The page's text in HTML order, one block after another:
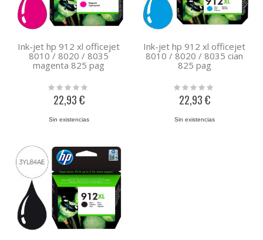
Ink-jet hp 912 xl officejet
8010 / 8020 / 8035
magenta 825 pag
Rating:
22,93 €
Sin existencias
Ink-jet hp 912 xl officejet
8010 / 8020 / 8035 cian
825 pag
Rating:
22,93 €
Sin existencias